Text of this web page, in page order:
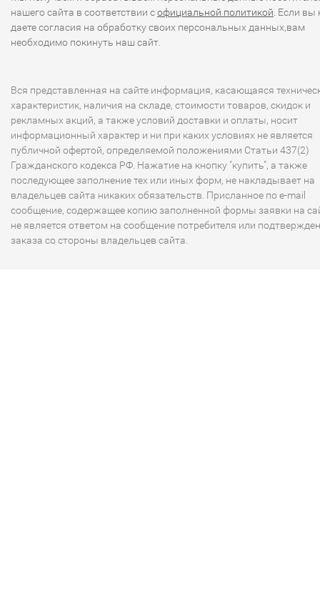
нашего сайта в соответствии софициальной политикой . Если вы
даете согласия на обработку своих персональных данных,вам
необходимо покинуть наш сайт.
Вся представленная на сайте информация, касающаяся
характеристик, наличия на складе, стоимости товаров, скидок и
рекламных акций, а также условий доставки и оплаты, носит
информационный характер и ни при каких условиях не является
публичной офертой, определяемой положениями Статьи 437(2)
Гражданского кодекса РФ. Нажатие на кнопку "купить", а также
последующее заполнение тех или иных форм, не накладывает на
владельцев сайта никаких обязательств. Присланное по e-mail
сообщение, содержащее копию заполненной формы заявки на
не является ответом на сообщение потребителя или
заказа со стороны владельцев сайта.